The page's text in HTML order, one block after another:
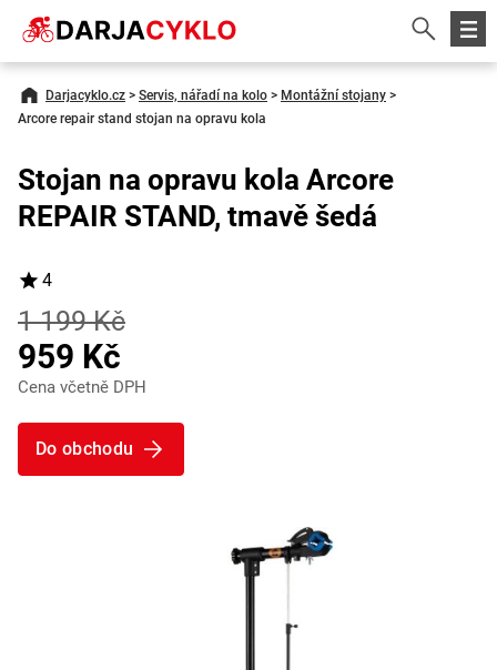
Darjacyklo.cz > Servis, nářadí na kolo > Montážní stojany >
Arcore repair stand stojan na opravu kola
Stojan na opravu kola Arcore
REPAIR STAND, tmavě šedá
4
1 199 Kč
959 Kč
Cena včetně DPH
Do obchodu